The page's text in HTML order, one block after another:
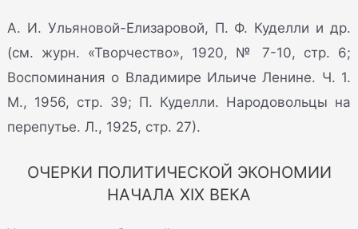
А. И. Ульяновой-Елизаровой, П. Ф. Куделли и др.
(см. журн. «Творчество», 1920, № 7-10, стр. 6;
Воспоминания о Владимире Ильиче Ленине. Ч. 1.
М., 1956, стр. 39; П. Куделли. Народовольцы на
перепутье. Л., 1925, стр. 27).
ОЧЕРКИ ПОЛИТИЧЕСКОЙ ЭКОНОМИИ
НАЧАЛА XIX ВЕКА